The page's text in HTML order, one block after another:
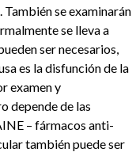
se examinarán
se lleva a
ser necesarios,
es la disfunción de la
examen y
depende de las
– fármacos anti-
también puede ser